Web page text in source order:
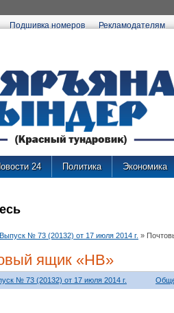
Подшивка номеров Рекламодателям
24 Политика Экономика
Выпуск № 73 (20132) от 17 июля 2014 г. »
ящик «НВ»
№ 73 (20132) от 17 июля 2014 г.